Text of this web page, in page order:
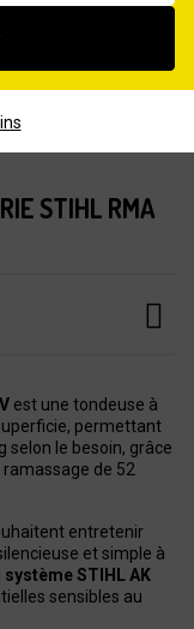
STIHL RMA
est une tondeuse à
permettant
selon le besoin, grâce
ramassage de 52
entretenir
et simple à
système STIHL AK
sensibles au